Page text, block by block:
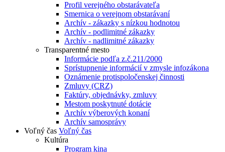
Profil verejného obstarávateľa
Smernica o verejnom obstarávaní
Archív - zákazky s nízkou hodnotou
Archív - podlimitné zákazky
Archív - nadlimitné zákazky
Transparentné mesto
Informácie podľa z.č.211/2000
Sprístupnenie informácií v zmysle infozákona
Oznámenie protispoločenskej činnosti
Zmluvy (CRZ)
Faktúry, objednávky, zmluvy
Mestom poskytnuté dotácie
Archív výberových konaní
Archív samosprávy
Voľný čas Voľný čas
Kultúra
Program kina